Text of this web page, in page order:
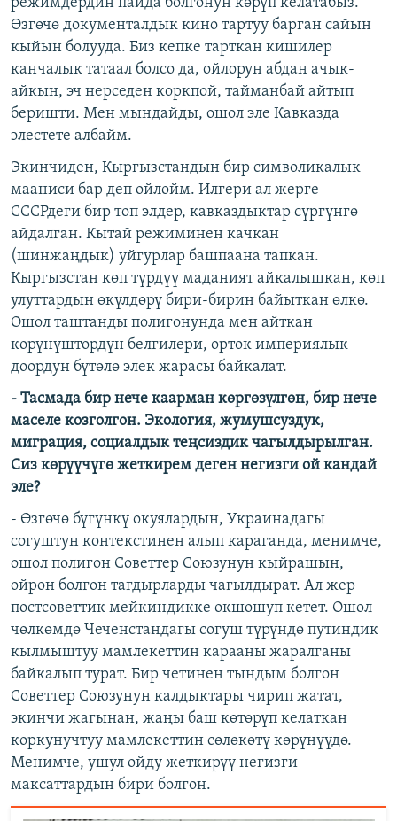
Өзгөчө документалдык кино тартуу барган сайын
кыйын болууда. Биз кепке тарткан кишилер
канчалык татаал болсо да, ойлорун абдан ачык-
айкын, эч нерседен коркпой, тайманбай айтып
беришти. Мен мындайды, ошол эле Кавказда
элестете албайм.
Экинчиден, Кыргызстандын бир символикалык
мааниси бар деп ойлойм. Илгери ал жерге
СССРдеги бир топ элдер, кавказдыктар сүргүнгө
айдалган. Кытай режиминен качкан
(шинжаңдык) уйгурлар башпаана тапкан.
Кыргызстан көп түрдүү маданият айкалышкан, көп
улуттардын өкүлдөрү бири-бирин байыткан өлкө.
Ошол таштанды полигонунда мен айткан
көрүнүштөрдүн белгилери, орток империялык
доордун бүтөлө элек жарасы байкалат.
- Тасмада бир нече каарман көргөзүлгөн, бир нече
маселе козголгон. Экология, жумушсуздук,
миграция, социалдык теңсиздик чагылдырылган.
Сиз көрүүчүгө жеткирем деген негизги ой кандай
эле?
- Өзгөчө бүгүнкү окуялардын, Украинадагы
согуштун контекстинен алып караганда, менимче,
ошол полигон Советтер Союзунун кыйрашын,
ойрон болгон тагдырларды чагылдырат. Ал жер
постсоветтик мейкиндикке окшошуп кетет. Ошол
чөлкөмдө Чеченстандагы согуш түрүндө путиндик
кылмыштуу мамлекеттин карааны жаралганы
байкалып турат. Бир четинен тындым болгон
Советтер Союзунун калдыктары чирип жатат,
экинчи жагынан, жаңы баш көтөрүп келаткан
коркунучтуу мамлекеттин сөлөкөтү көрүнүүдө.
Менимче, ушул ойду жеткирүү негизги
максаттардын бири болгон.